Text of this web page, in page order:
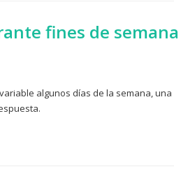
fines de semana
algunos días de la semana, una